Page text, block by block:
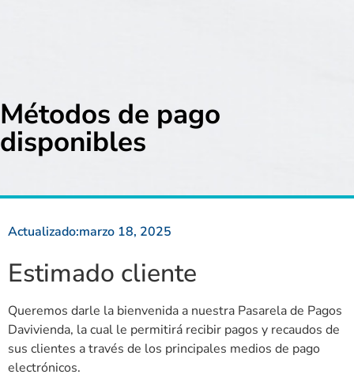
Métodos de pago
disponibles
Actualizado:marzo 18, 2025
Estimado cliente
Queremos darle la bienvenida a nuestra Pasarela de Pagos
Davivienda, la cual le permitirá recibir pagos y recaudos de
sus clientes a través de los principales medios de pago
electrónicos.